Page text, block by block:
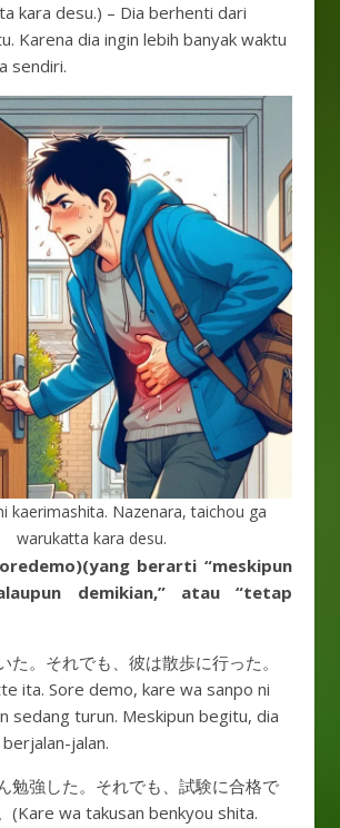
kara desu.) – Dia berhenti dari
Karena dia ingin lebih banyak waktu
sendiri.
kaerimashita. Nazenara, taichou ga
warukatta kara desu.
berarti “meskipun
demikian,” atau “tetap
た。それでも、彼は散歩に行った。
ita. Sore demo, kare wa sanpo ni
sedang turun. Meskipun begitu, dia
jalan.
勉強した。それでも、試験に合格で
(Kare wa takusan benkyou shita.